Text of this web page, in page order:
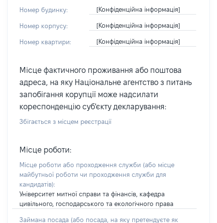
Номер будинку: [Конфіденційна інформація]
Номер корпусу: [Конфіденційна інформація]
Номер квартири: [Конфіденційна інформація]
Місце фактичного проживання або поштова
адреса, на яку Національне агентство з питань
запобігання корупції може надсилати
кореспонденцію суб'єкту декларування:
Збігається з місцем реєстрації
Місце роботи:
Місце роботи або проходження служби (або місце
майбутньої роботи чи проходження служби для
кандидатів):
Університет митної справи та фінансів, кафедра
цивільного, господарського та екологічного права
Займана посада (або посада, на яку претендуєте як